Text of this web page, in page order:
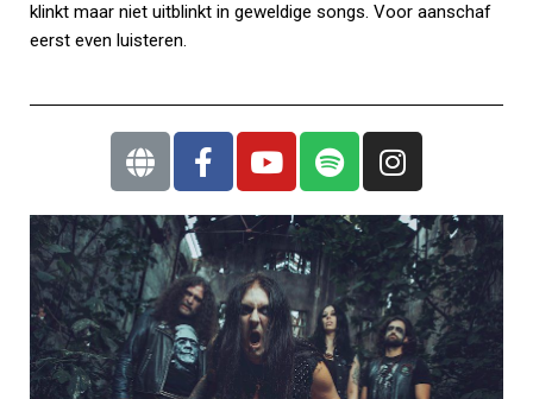
klinkt maar niet uitblinkt in geweldige songs. Voor aanschaf
eerst even luisteren.